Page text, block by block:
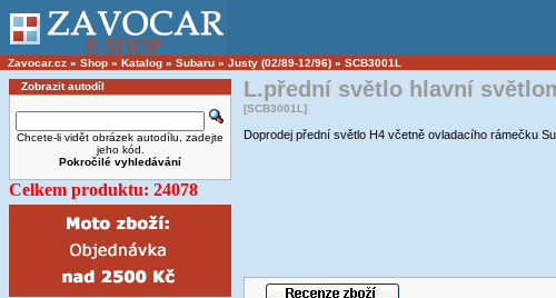
Zavocar.cz » Shop » Katalog » Subaru » Justy (02/89-12/96) » SCB3001L
Zobrazit autodíl
Chcete-li vidět obrázek autodílu, zadejte
jeho kód.
Pokročilé vyhledávání
Celkem produktu: 24078
L.přední světlo hlavní
[SCB3001L]
Doprodej přední světlo H4 včetně ovladacího rámečku